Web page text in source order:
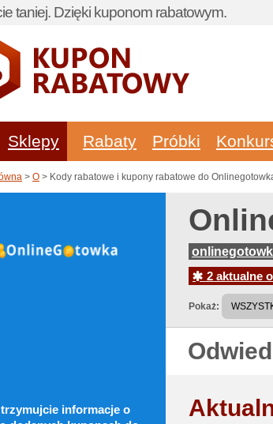
taniej. Dzięki kuponom rabatowym.
Sklepy Rabaty Próbki
> O > Kody rabatowe i kupony rabatowe do
2 aktualne
Pokaż:
informacje o